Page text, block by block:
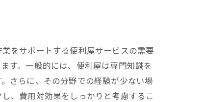
をサポートする便利屋サービスの需要
す。一般的には、便利屋は専門知識を
さらに、その分野での経験が少ない場
、費用対効果をしっかりと考慮するこ